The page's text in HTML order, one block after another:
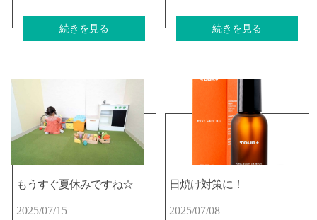
続きを見る 続きを見る
もうすぐ夏休みですね☆
2025/07/15
日焼け対策に！
2025/07/08